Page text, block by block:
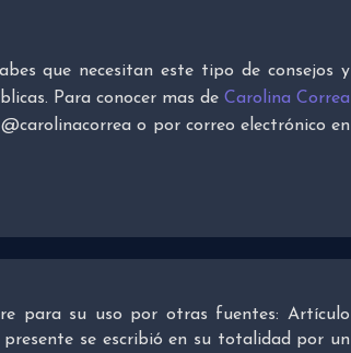
que necesitan este tipo de consejos y
Para conocer mas de Carolina Correa
o por correo electrónico en
para su uso por otras fuentes: Artículo
presente se escribió en su totalidad por un